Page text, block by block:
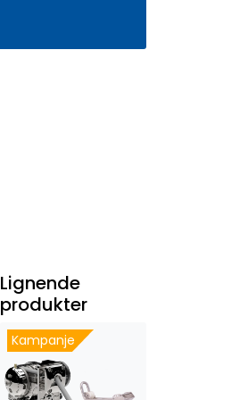
Lignende
produkter
Kampanje